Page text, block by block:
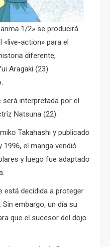
1/2» se producirá
«live-action» para el
diferente,
Aragaki (23)
interpretada por el
Natsuna (22).
Takahashi y publicado
1996, el manga vendió
y luego fue adaptado
está decidida a proteger
embargo, un día su
que el sucesor del dojo